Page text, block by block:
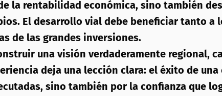
la rentabilidad económica, sino también
El desarrollo vial debe beneficiar tanto a
de las grandes inversiones.
una visión verdaderamente regional,
deja una lección clara: el éxito de
sino también por la confianza que